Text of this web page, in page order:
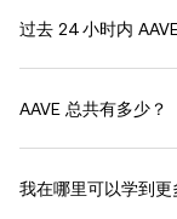
过去 24 小时内
AAVE 总共有多少？
我在哪里可以学到